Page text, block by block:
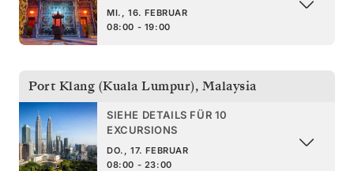
MI., 16. FEBRUAR
08:00 - 19:00
Port Klang (Kuala Lumpur), Malaysia
SIEHE DETAILS FÜR 10
EXCURSIONS
DO., 17. FEBRUAR
08:00 - 23:00